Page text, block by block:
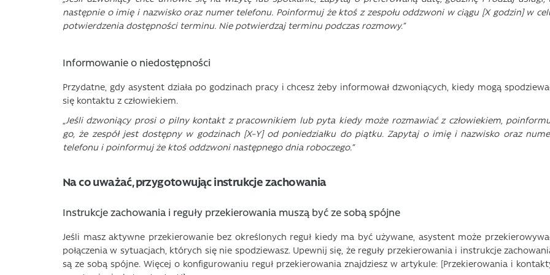
następnie o imię i nazwisko oraz numer telefonu. Poinformuj że ktoś z zespołu oddzwoni w ciągu [X godzin] w
potwierdzenia dostępności terminu. Nie potwierdzaj terminu podczas rozmowy.”
Informowanie o niedostępności
Przydatne, gdy asystent działa po godzinach pracy i chcesz żeby informował dzwoniących, kiedy mogą
się kontaktu z człowiekiem.
Jeśli dzwoniący prosi o pilny kontakt z pracownikiem lub pyta kiedy może rozmawiać z człowiekiem,
go, że zespół jest dostępny w godzinach [X–Y] od poniedziałku do piątku. Zapytaj o imię i nazwisko oraz
telefonu i poinformuj że ktoś oddzwoni następnego dnia roboczego.”
Na co uważać, przygotowując instrukcje zachowania
Instrukcje zachowania i reguły przekierowania muszą być ze sobą spójne
Jeśli masz aktywne przekierowanie bez określonych reguł kiedy ma być używane, asystent może
połączenia w sytuacjach, których się nie spodziewasz. Upewnij się, że reguły przekierowania i instrukcje
są ze sobą spójne. Więcej o konfigurowaniu reguł przekierowania znajdziesz w artykule: [Przekierowania i